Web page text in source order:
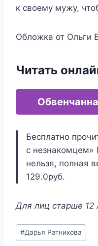
к своему мужу,
Обложка от Ольги
Читать
Бесплатно
с незнакомцем»
нельзя, полная
129.0руб.
Для лиц старше 12
Метки
записи:
#Дарья Ратникова